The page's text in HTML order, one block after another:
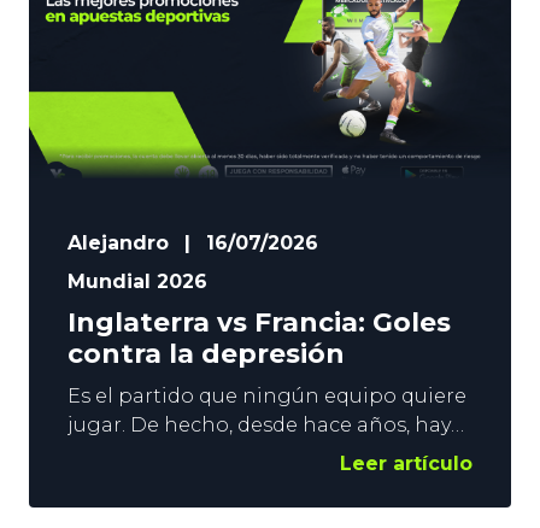
Alejandro
16/07/2026
Mundial 2026
Inglaterra vs Francia: Goles
contra la depresión
Es el partido que ningún equipo quiere
jugar. De hecho, desde hace años, hay
voces que abogan por su desaparición.
Consolación. Sin embargo, sigue
Leer artículo